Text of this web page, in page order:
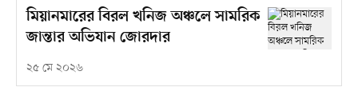
মিয়ানমারের বিরল খনিজ অঞ্চলে সামরিক
জান্তার অভিযান জোরদার
২৫ মে ২০২৬